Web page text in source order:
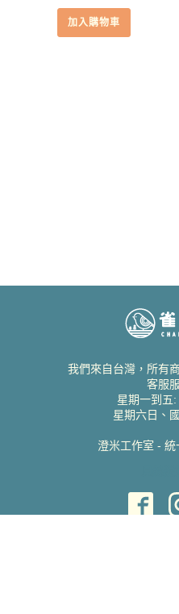
加入購物車
我們來自台灣，所有
客服
星期一到五
星期六日、
澄米工作室 -